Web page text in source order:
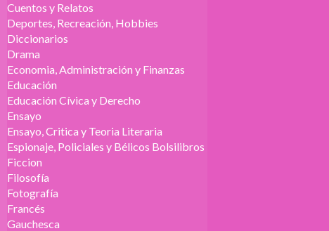
Cuentos y Relatos
Deportes, Recreación, Hobbies
Diccionarios
Drama
Economia, Administración y Finanzas
Educación
Educación Cívica y Derecho
Ensayo
Ensayo, Critica y Teoria Literaria
Espionaje, Policiales y Bélicos Bolsilibros
Ficcion
Filosofía
Fotografía
Francés
Gauchesca